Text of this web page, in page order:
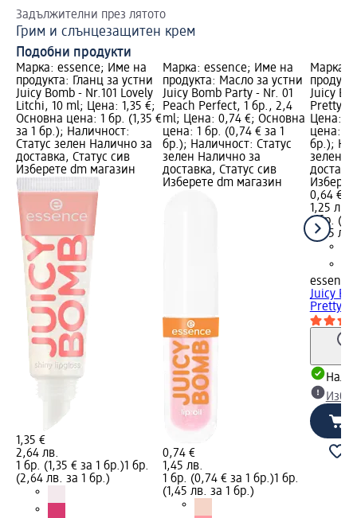
Задължителни през лятото
Грим и слънцезащитен крем
Подобни продукти
Марка: essence; Име на
продукта: Гланц за устни
Juicy Bomb - Nr.101 Lovely
Litchi, 10 ml; Цена: 1,35 €;
Основна цена: 1 бр. (1,35 €
за 1 бр.); Наличност:
Статус зелен Налично за
доставка, Статус сив
Изберете dm магазин
1,35 €
2,64 лв.
1 бр. (1,35 € за 1 бр.)1 бр.
(2,64 лв. за 1 бр.)
Марка: essence; Име на
продукта: Масло за устни
Juicy Bomb Party - Nr. 01
Peach Perfect, 1 бр., 2,4
ml; Цена: 0,74 €; Основна
цена: 1 бр. (0,74 € за 1
бр.); Наличност: Статус
зелен Налично за
доставка, Статус сив
Изберете dm магазин
0,74 €
1,45 лв.
1 бр. (0,74 € за 1 бр.)1 бр.
(1,45 лв. за 1 бр.)
Марка:
Juicy
Pretty
Цена:
цена: 1
бр.);
зелен
0,64 €
1,25 лв.
1 бр.
(1,25 лв.
essence
Juicy